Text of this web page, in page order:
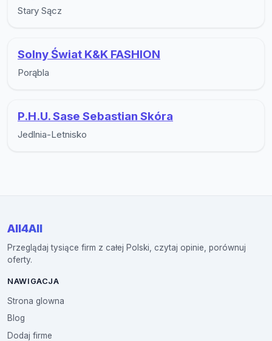
Stary Sącz
Solny Świat K&K FASHION
Porąbla
P.H.U. Sase Sebastian Skóra
Jedlnia-Letnisko
All4All
Przeglądaj tysiące firm z całej Polski, czytaj opinie, porównuj
oferty.
NAWIGACJA
Strona glowna
Blog
Dodaj firme